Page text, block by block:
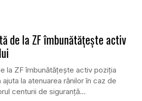
de la ZF îmbunătățește activ
la ZF îmbunătățește activ poziția
la atenuarea rănilor în caz de
centurii de siguranță...